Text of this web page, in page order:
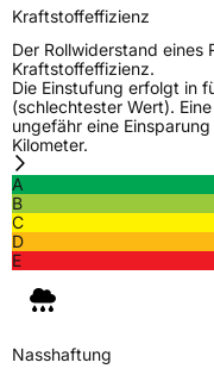
SchlauchtypTL
ZustandNeureifen
M+SJa
C-ReifenJa
EU Label
Effizienz
Nasshaftung
Kraftstoffeffizienz
Der Rollwiderstand
Kraftstoffeffizienz.
Die Einstufung erfolgt in
(schlechtester Wert).
ungefähr eine
Kilometer.
A
B
C
D
E
Nasshaftung